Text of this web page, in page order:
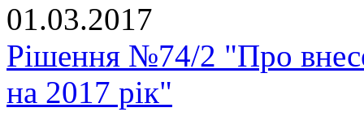
01.03.2017
Рішення №74/2 "Про
на 2017 рік"